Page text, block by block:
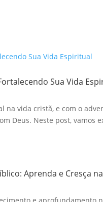
Sua Vida
na vida cristã, e com o
Deus. Neste post, vamos
Aprenda e Cresça